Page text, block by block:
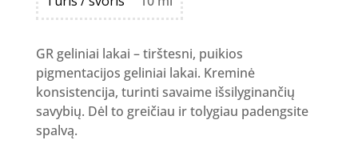
GR geliniai lakai – tirštesni, puikios
pigmentacijos geliniai lakai. Kreminė
konsistencija, turinti savaime išsilyginančių
savybių. Dėl to greičiau ir tolygiau padengsite
spalvą.